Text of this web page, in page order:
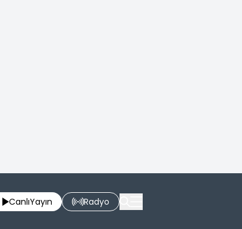
CanlıYayın Radyo